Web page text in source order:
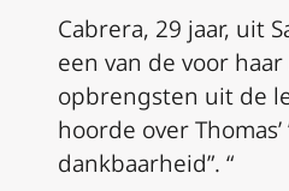
Cabrera, 29 jaar, uit
een van de voor
opbrengsten uit de
hoorde over
dankbaarheid”. “